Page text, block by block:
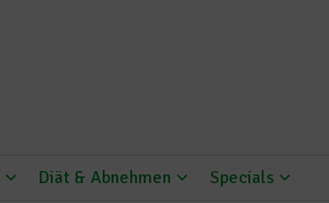
Diät & Abnehmen Specials